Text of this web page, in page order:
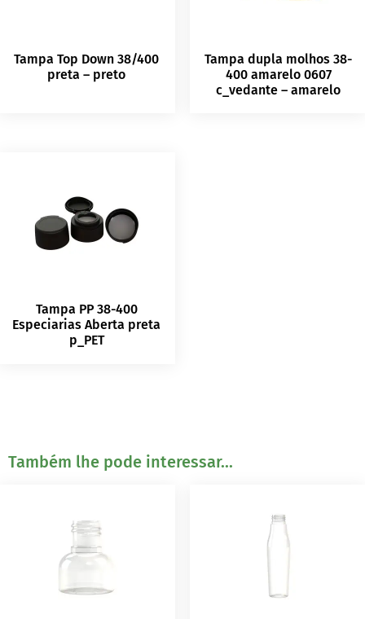
Tampa Top Down 38/400
preta – preto
Tampa dupla molhos 38-
400 amarelo 0607
c_vedante – amarelo
Tampa PP 38-400
Especiarias Aberta preta
p_PET
Também lhe pode interessar...